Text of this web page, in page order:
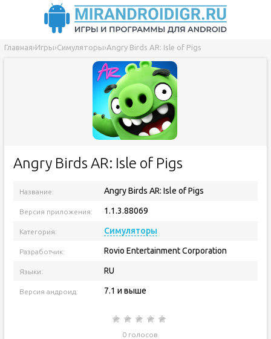
Главная›Игры›Симуляторы›Angry Birds AR: Isle of Pigs
Angry Birds AR: Isle of Pigs
Название: Angry Birds AR: Isle of Pigs
Версия приложения: 1.1.3.88069
Категория: Симуляторы
Разработчик: Rovio Entertainment Corporation
Языки: RU
Версия андроид: 7.1 и выше
0 голосов